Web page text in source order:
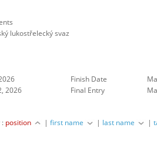
lukostřelecký svaz
Finish Date
2026 Final Entry
: position |first name | last name |